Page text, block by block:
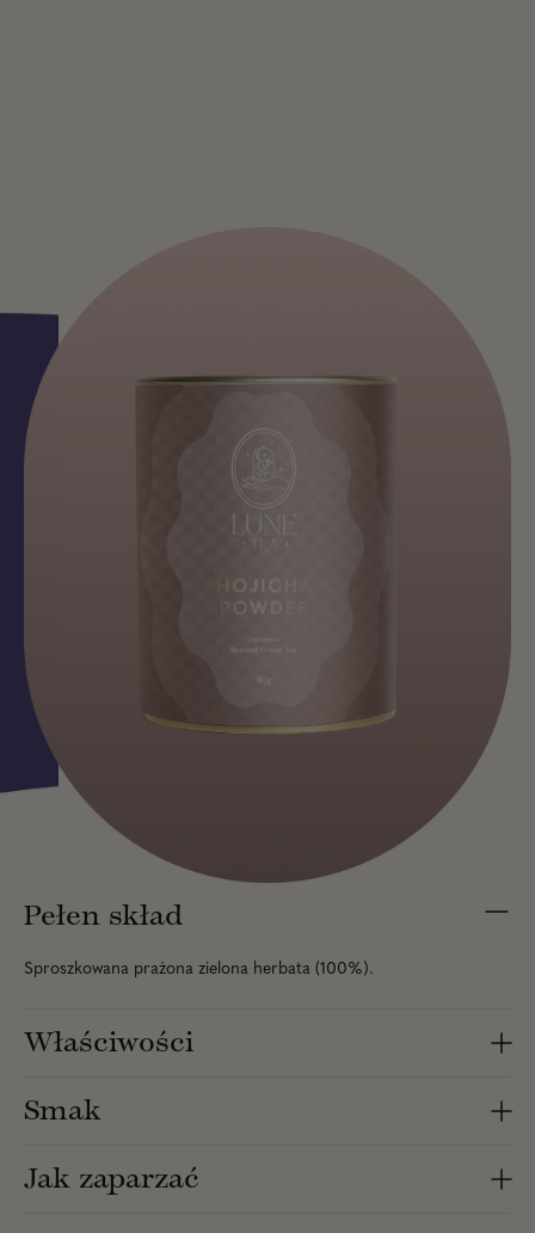
Pełen skład
Sproszkowana prażona zielona herbata (100%).
Właściwości
Smak
Jak zaparzać